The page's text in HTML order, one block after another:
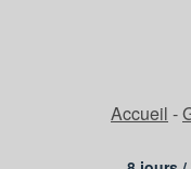
Accueil -